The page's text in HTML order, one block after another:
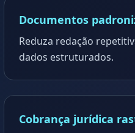
Documentos
Reduza redação
dados estruturados.
Cobrança jurídica